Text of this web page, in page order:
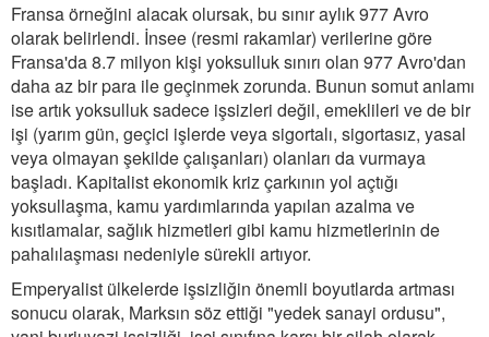
Fransa örneğini alacak olursak, bu sınır aylık 977 Avro
olarak belirlendi. İnsee (resmi rakamlar) verilerine göre
Fransa'da 8.7 milyon kişi yoksulluk sınırı olan 977 Avro'dan
daha az bir para ile geçinmek zorunda. Bunun somut anlamı
ise artık yoksulluk sadece işsizleri değil, emeklileri ve de bir
işi (yarım gün, geçici işlerde veya sigortalı, sigortasız, yasal
veya olmayan şekilde çalışanları) olanları da vurmaya
başladı. Kapitalist ekonomik kriz çarkının yol açtığı
yoksullaşma, kamu yardımlarında yapılan azalma ve
kısıtlamalar, sağlık hizmetleri gibi kamu hizmetlerinin de
pahalılaşması nedeniyle sürekli artıyor.
Emperyalist ülkelerde işsizliğin önemli boyutlarda artması
sonucu olarak, Marksın söz ettiği "yedek sanayi ordusu",